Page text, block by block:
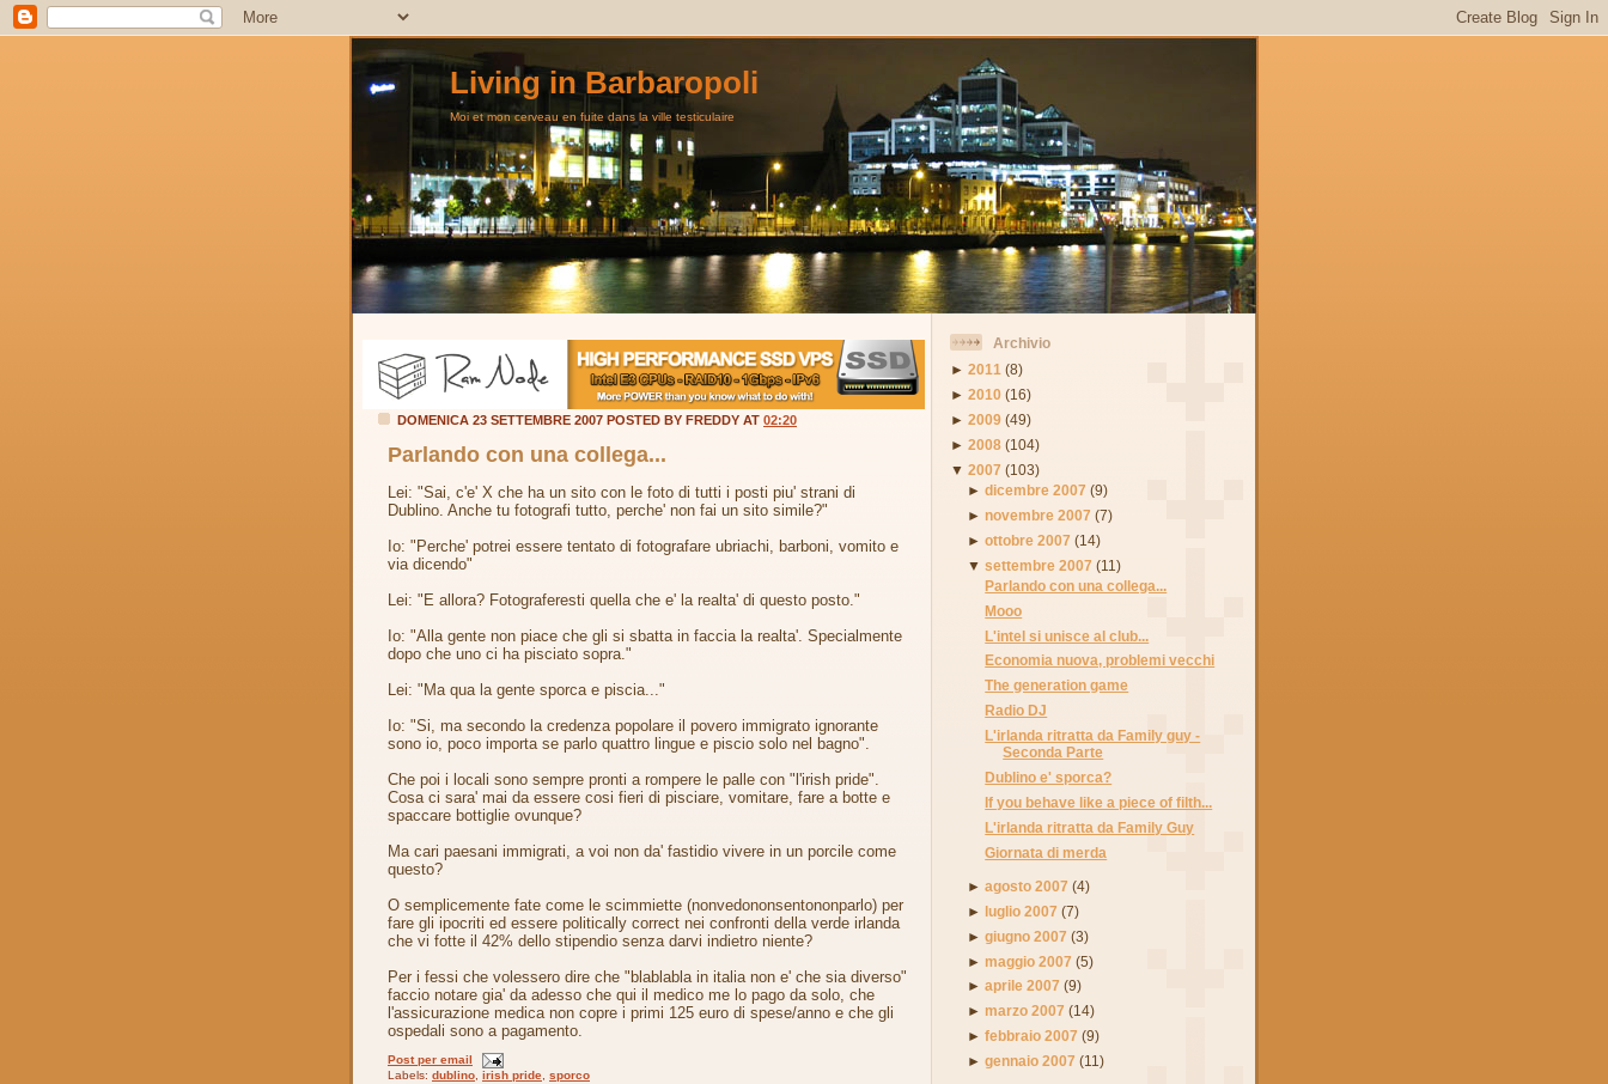
Living in Barbaropoli
Moi et mon cerveau en fuite dans la ville testiculaire
DOMENICA 23 SETTEMBRE 2007 POSTED BY FREDDY AT 02:20
Parlando con una collega...
Lei: "Sai, c'e' X che ha un sito con le foto di tutti i posti piu' strani di
Dublino. Anche tu fotografi tutto, perche' non fai un sito simile?"
Io: "Perche' potrei essere tentato di fotografare ubriachi, barboni, vomito e
via dicendo"
Lei: "E allora? Fotograferesti quella che e' la realta' di questo posto."
Io: "Alla gente non piace che gli si sbatta in faccia la realta'. Specialmente
dopo che uno ci ha pisciato sopra."
Lei: "Ma qua la gente sporca e piscia..."
Io: "Si, ma secondo la credenza popolare il povero immigrato ignorante
sono io, poco importa se parlo quattro lingue e piscio solo nel bagno".
Che poi i locali sono sempre pronti a rompere le palle con "l'irish pride".
Cosa ci sara' mai da essere cosi fieri di pisciare, vomitare, fare a botte e
spaccare bottiglie ovunque?
Ma cari paesani immigrati, a voi non da' fastidio vivere in un porcile come
questo?
O semplicemente fate come le scimmiette (nonvedononsentononparlo) per
fare gli ipocriti ed essere politically correct nei confronti della verde irlanda
che vi fotte il 42% dello stipendio senza darvi indietro niente?
Per i fessi che volessero dire che "blablabla in italia non e' che sia diverso"
faccio notare gia' da adesso che qui il medico me lo pago da solo, che
l'assicurazione medica non copre i primi 125 euro di spese/anno e che gli
ospedali sono a pagamento.
Post per email
Labels: dublino irish pride sporco
Archivio
► 2011 (8)
► 2010 (16)
► 2009 (49)
► 2008 (104)
▼ 2007 (103)
►dicembre 2007 (9)
►novembre 2007 (7)
►ottobre 2007 (14)
▼settembre 2007 (11)
Parlando con una collega...
Mooo
L'intel si unisce al club...
Economia nuova, problemi vecchi
The generation game
Radio DJ
L'irlanda ritratta da Family guy -
Seconda Parte
Dublino e' sporca?
If you behave like a piece of filth...
L'irlanda ritratta da Family Guy
Giornata di merda
►agosto 2007 (4)
► luglio 2007 (7)
►giugno 2007 (3)
►maggio 2007 (5)
►aprile 2007 (9)
►marzo 2007 (14)
►febbraio 2007 (9)
►gennaio 2007 (11)